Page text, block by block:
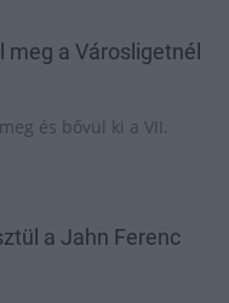
a Városligetnél
és bővül ki a VII.
a Jahn Ferenc